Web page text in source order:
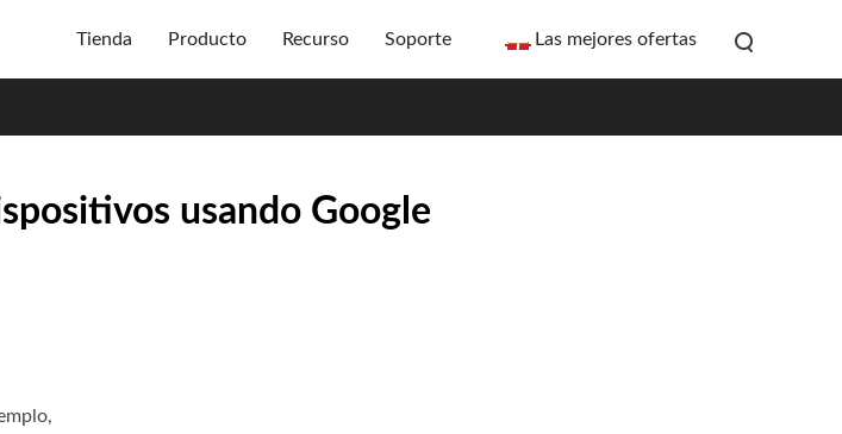
Tienda Producto Recurso Soporte Las mejores ofertas
usando Google